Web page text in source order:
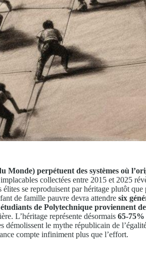
Monde) perpétuent des systèmes où
collectées entre 2015 et 2025
élites se reproduisent par héritage plutôt
de famille pauvre devra attendre six
de Polytechnique proviennent
L’héritage représente désormais 65-75%
le mythe républicain de
compte infiniment plus que l’effort.